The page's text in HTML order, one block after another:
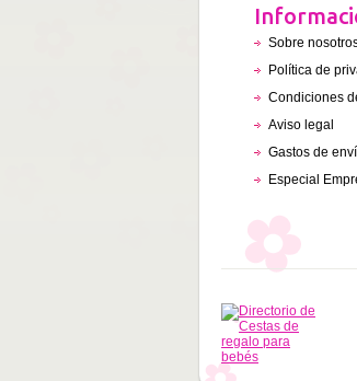
Sobre
Política de
Condiciones
Aviso legal
Gastos de
Especial